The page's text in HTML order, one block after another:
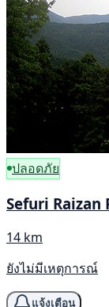
ปลอดภัย
Sefuri
14 km
ยังไม่มีเหตุการณ์
แจ้งเตือน